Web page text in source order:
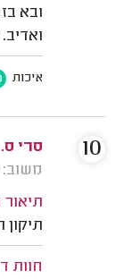
ובא
איכות
סרי
משוב: 27/10/2021
חוות
10